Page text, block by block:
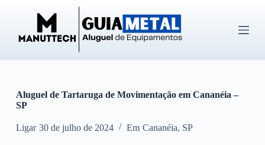
o
o
Aluguel de Tartaruga de Movimentação em Cananéia –
SP
Ligar 30 de julho de 2024 Em Cananéia, SP